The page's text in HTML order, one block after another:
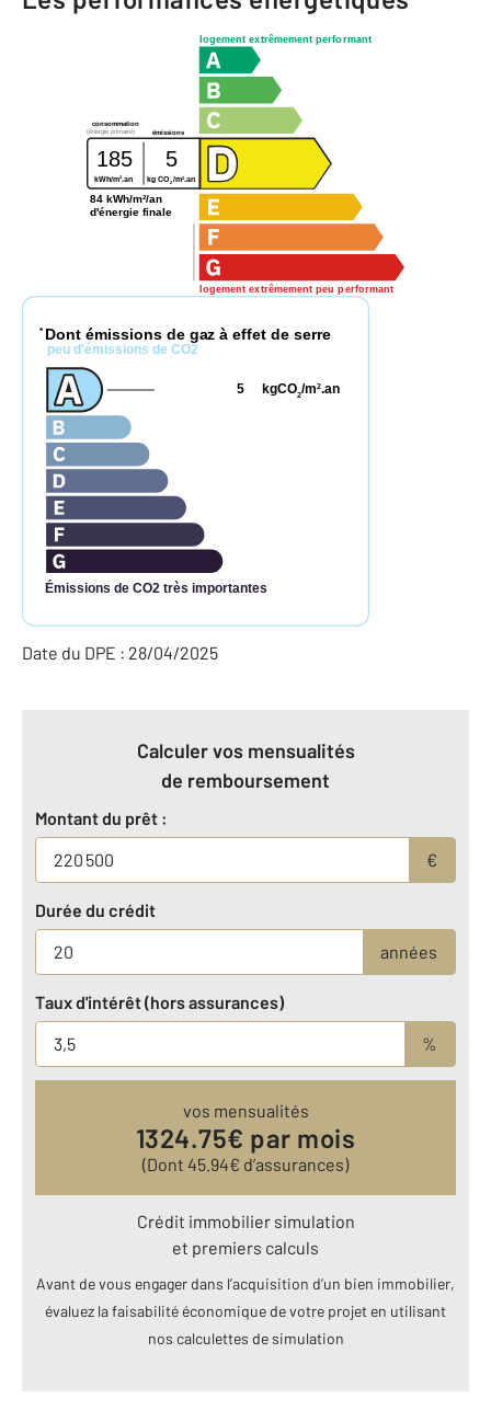
logement extrêmement performant
logement extrêmement peu performant
consommation
émissions
(énergie primaire)
185 5
kWh/m2.an kg CO2 /m2 .an
84 kWh/m²/an
d'énergie finale
* Dont émissions de gaz à effet de serre
peu d'émissions de CO2
Émissions de CO2 très importantes
kgCO2/m2.an
5
Date du DPE : 28/04/2025
Calculer vos mensualités
de remboursement
Montant du prêt :
€
Durée du crédit
années
Taux d'intérêt (hors assurances)
%
vos mensualités
1324.75€ par mois
(Dont 45.94€ d’assurances)
Crédit immobilier simulation
et premiers calculs
Avant de vous engager dans l’acquisition d’un bien immobilier,
évaluez la faisabilité économique de votre projet en utilisant
nos calculettes de simulation